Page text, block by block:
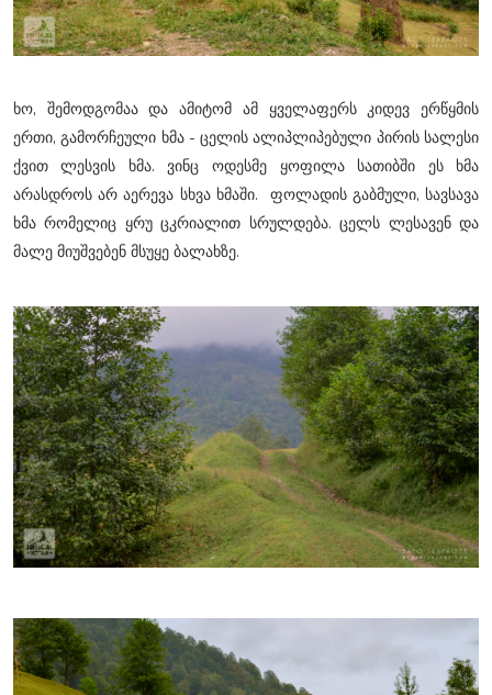
ხო, შემოდგომაა და ამიტომ ამ ყველაფერს კიდევ ერწყმის
ერთი, გამორჩეული ხმა - ცელის ალიპლიპებული პირის სალესი
ქვით ლესვის ხმა. ვინც ოდესმე ყოფილა სათიბში ეს ხმა
არასდროს არ აერევა სხვა ხმაში. ფოლადის გაბმული, სავსავა
ხმა რომელიც ყრუ ცკრიალით სრულდება. ცელს ლესავენ და
მალე მიუშვებენ მსუყე ბალახზე.